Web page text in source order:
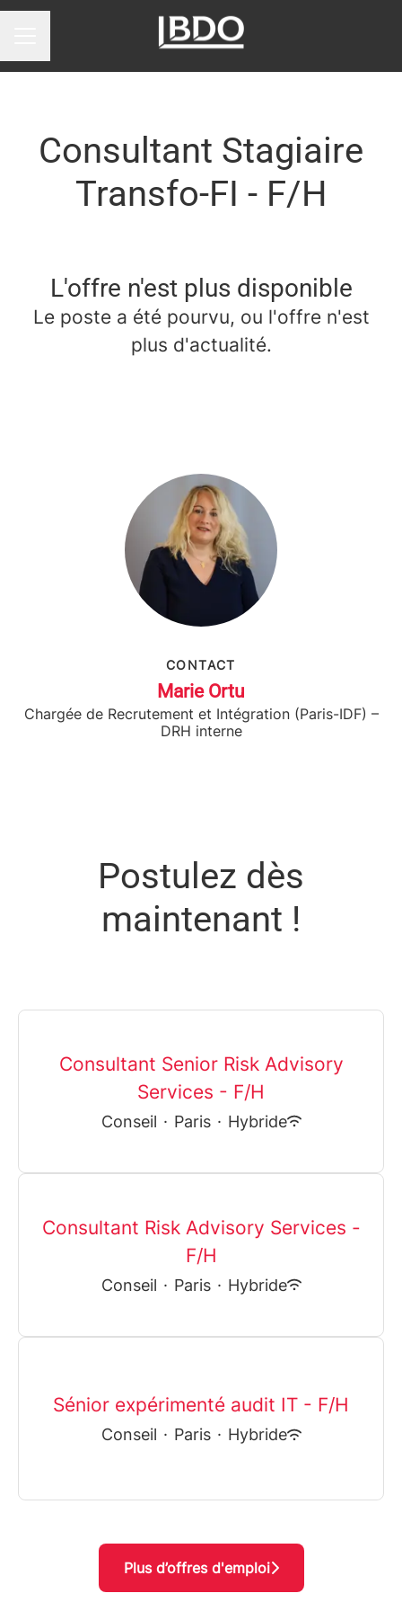
Consultant Stagiaire
Transfo-FI - F/H
L'offre n'est plus disponible
Le poste a été pourvu, ou l'offre n'est
plus d'actualité.
CONTACT
Marie Ortu
Chargée de Recrutement et Intégration (Paris-IDF) –
DRH interne
Postulez dès
maintenant !
Consultant Senior Risk Advisory
Services - F/H
Conseil · Paris · Hybride
Consultant Risk Advisory Services -
F/H
Conseil · Paris · Hybride
Sénior expérimenté audit IT - F/H
Conseil · Paris · Hybride
Plus d’offres d'emploi